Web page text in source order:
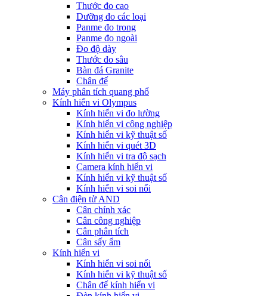
Thước đo cao
Dưỡng đo các loại
Panme đo trong
Panme đo ngoài
Đo độ dày
Thước đo sâu
Bàn đá Granite
Chân đế
Máy phân tích quang phổ
Kính hiển vi Olympus
Kính hiển vi đo lường
Kính hiển vi công nghiệp
Kính hiển vi kỹ thuật số
Kính hiển vi quét 3D
Kính hiển vi tra độ sạch
Camera kính hiển vi
Kính hiển vi kỹ thuật số
Kính hiển vi soi nổi
Cân điện tử AND
Cân chính xác
Cân công nghiệp
Cân phân tích
Cân sấy ẩm
Kính hiển vi
Kính hiển vi soi nổi
Kính hiển vi kỹ thuật số
Chân đế kính hiển vi